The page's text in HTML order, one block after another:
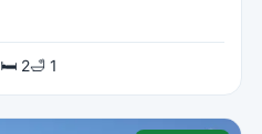
🛏 2🛁 1